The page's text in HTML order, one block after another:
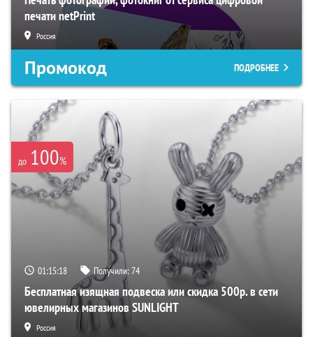
печати netPrint
Россия
Промокод ПОДРОБНЕЕ
до 100%
01:15:17 Получили:74
Бесплатная изящная подвеска или скидка 500р. в сети
ювелирных магазинов SUNLIGHT
Россия